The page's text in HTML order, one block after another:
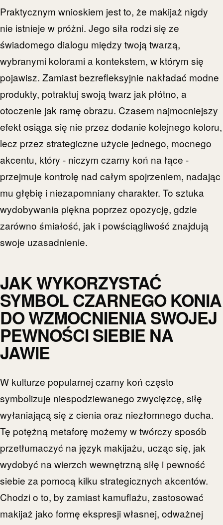
Praktycznym wnioskiem jest to, że makijaż nigdy
nie istnieje w próżni. Jego siła rodzi się ze
świadomego dialogu między twoją twarzą,
wybranymi kolorami a kontekstem, w którym się
pojawisz. Zamiast bezrefleksyjnie nakładać modne
produkty, potraktuj swoją twarz jak płótno, a
otoczenie jak ramę obrazu. Czasem najmocniejszy
efekt osiąga się nie przez dodanie kolejnego koloru,
lecz przez strategiczne użycie jednego, mocnego
akcentu, który - niczym czarny koń na łące -
przejmuje kontrolę nad całym spojrzeniem, nadając
mu głębię i niezapomniany charakter. To sztuka
wydobywania piękna poprzez opozycję, gdzie
zarówno śmiałość, jak i powściągliwość znajdują
swoje uzasadnienie.
JAK WYKORZYSTAĆ
SYMBOL CZARNEGO KONIA
DO WZMOCNIENIA SWOJEJ
PEWNOŚCI SIEBIE NA
JAWIE
W kulturze popularnej czarny koń często
symbolizuje niespodziewanego zwycięzcę, siłę
wyłaniającą się z cienia oraz niezłomnego ducha.
Tę potężną metaforę możemy w twórczy sposób
przetłumaczyć na język makijażu, ucząc się, jak
wydobyć na wierzch wewnętrzną siłę i pewność
siebie za pomocą kilku strategicznych akcentów.
Chodzi o to, by zamiast kamuflażu, zastosować
makijaż jako formę ekspresji własnej, odważnej